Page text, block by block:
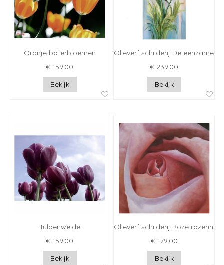
Oranje boterbloemen
€ 159.00
Bekijk
Olieverf schilderij De eenzame
€ 239.00
Bekijk
Tulpenweide
€ 159.00
Bekijk
Olieverf schilderij Roze rozenhart
€ 179.00
Bekijk